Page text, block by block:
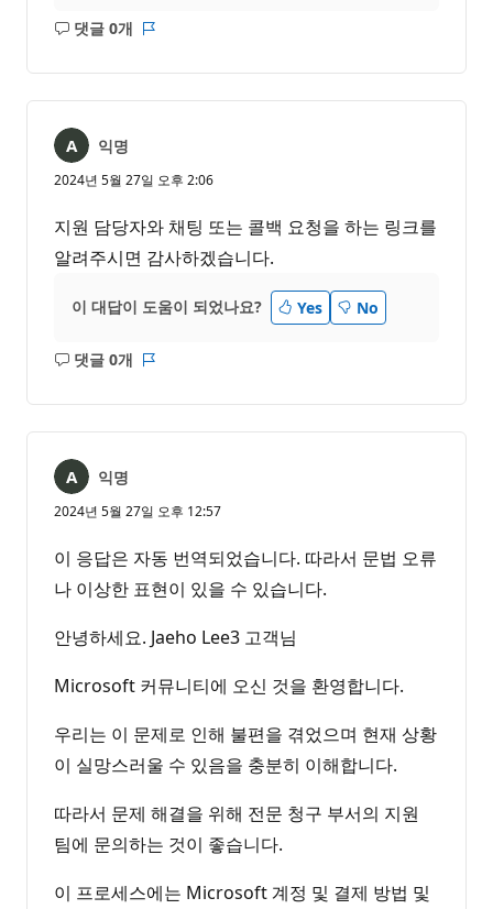
댓글 0개
설
음
익명
2024년 5월 27일 오후 2:06
지원 담당자와 채팅 또는 콜백 요청을 하는 링크를
알려주시면 감사하겠습니다.
이 대답이 도움이 되었나요? Yes No
댓글 0개
설
음
익명
2024년 5월 27일 오후 12:57
이 응답은 자동 번역되었습니다. 따라서 문법 오류
나 이상한 표현이 있을 수 있습니다.
안녕하세요. Jaeho Lee3 고객님
Microsoft 커뮤니티에 오신 것을 환영합니다.
우리는 이 문제로 인해 불편을 겪었으며 현재 상황
이 실망스러울 수 있음을 충분히 이해합니다.
따라서 문제 해결을 위해 전문 청구 부서의 지원
팀에 문의하는 것이 좋습니다.
이 프로세스에는 Microsoft 계정 및 결제 방법 및